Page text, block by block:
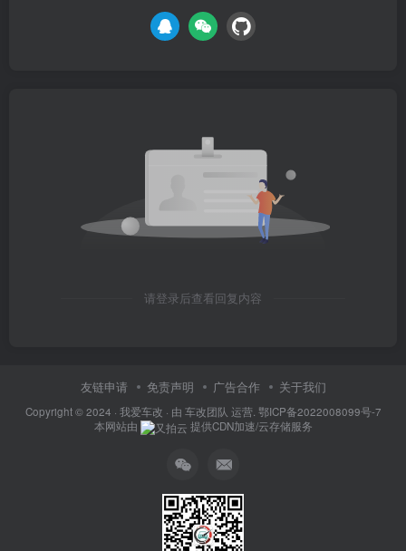
请登录后查看回复内容
友链申请 免责声明 广告合作 关于我们
Copyright © 2024 · 我爱车改 · 由 车改团队 运营. 鄂ICP备2022008099号-7
本网站由
提供CDN加速/云存储服务